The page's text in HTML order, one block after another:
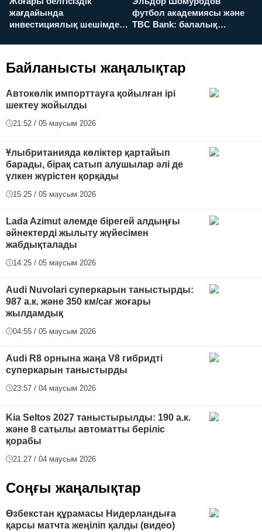
жағдайында
инвестициялық шешімдер
футбол академиясы және
TBC Bank: балалық
Байланысты жаңалықтар
Автокөлік импорттауға қойылған ірі
шектеу жойылды
21:52 / 05 маусым 2026
Ұлыбританияда көліктер қартайып
барады, бірақ сатып алушылар әлі де
үлкен жүрістен қорқады
15:25 / 05 маусым 2026
Lada Azimut әлемде бірегей алдыңғы
әйнектерді жылыту жүйесімен
жабдықталады
14:25 / 05 маусым 2026
Audi Nuvolari суперкарын таныстырды:
987 а.к. және 350 км/сағ жоғары
жылдамдық
04:55 / 05 маусым 2026
Audi R8 орнына жаңа V8 гибридті
суперкарын таныстырды
23:57 / 04 маусым 2026
Kia Seltos 2027 таныстырылды: 190 а.к.
және 8 сатылы автоматты беріліс
қорабы
21:27 / 04 маусым 2026
Соңғы жаңалықтар
Өзбекстан құрамасы Нидерландыға
қарсы матчта жеңіліп қалды (видео)